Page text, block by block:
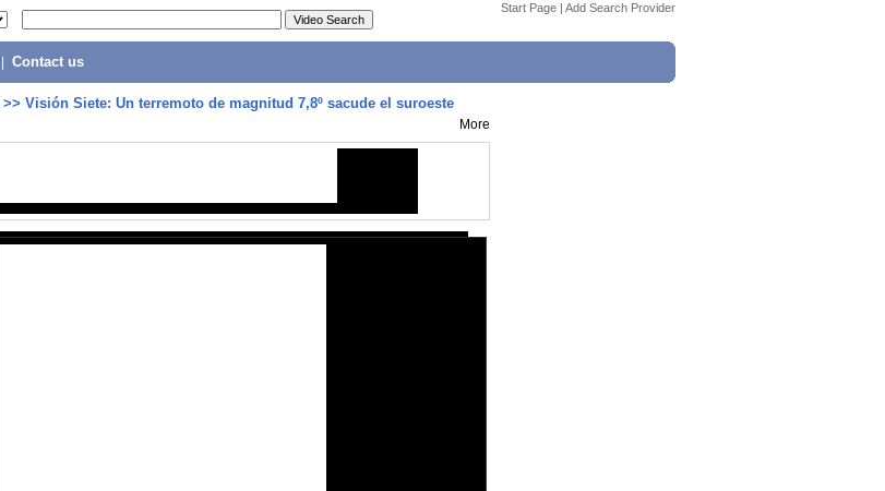
Start Page | Add Search Provider
Contact us
>> Visión Siete: Un terremoto de magnitud 7,8º sacude el suroeste
More